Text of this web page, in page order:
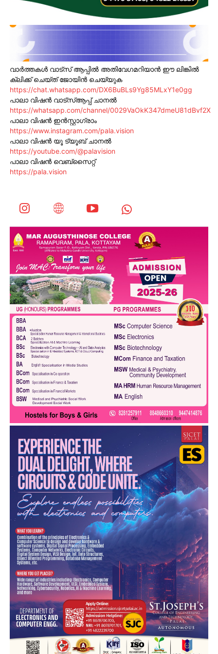
വാർത്തകൾ വാട്സ് ആപ്പിൽ അതിവേഗമറിയാൻ ഈ ലിങ്കിൽ
ക്ലിക്ക് ചെയ്ത് ജോയിൻ ചെയ്യുക
https://chat.whatsapp.com/DX6BuBLs9Yg85MLxY1e0gg
പാലാ വിഷൻ വാട്സ്ആപ്പ് ചാനൽ
https://whatsapp.com/channel/0029VaOkK347dmeU81dBvf2X
പാലാ വിഷൻ ഇൻസ്റ്റാഗ്രാം
https://www.instagram.com/pala.vision
പാലാ വിഷൻ യൂ ട്യൂബ് ചാനൽ
https://youtube.com/@palavision
പാലാ വിഷൻ വെബ്സൈറ്റ്
https://pala.vision